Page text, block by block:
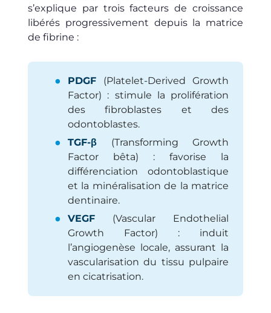
s’explique par trois facteurs de croissance
libérés progressivement depuis la matrice
de fibrine :
PDGF (Platelet-Derived Growth
Factor) : stimule la prolifération
des fibroblastes et des
odontoblastes.
TGF-β (Transforming Growth
Factor bêta) : favorise la
différenciation odontoblastique
et la minéralisation de la matrice
dentinaire.
VEGF (Vascular Endothelial
Growth Factor) : induit
l’angiogenèse locale, assurant la
vascularisation du tissu pulpaire
en cicatrisation.